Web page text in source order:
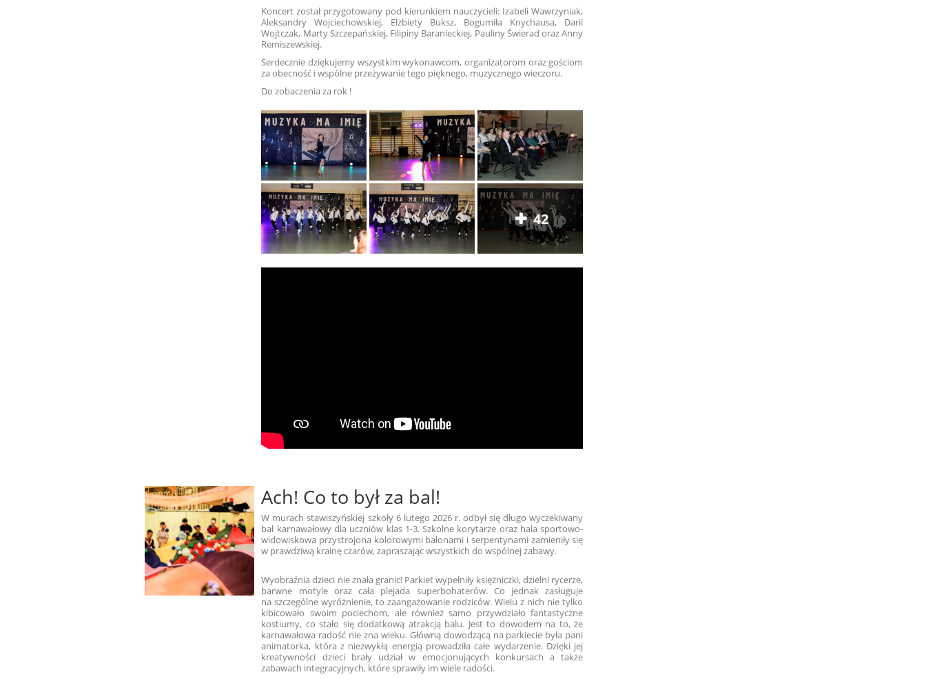
Koncert został przygotowany pod kierunkiem nauczycieli: Izabeli Wawrzyniak,
Aleksandry Wojciechowskiej, Elżbiety Buksz, Bogumiła Knychausa, Darii
Wojtczak, Marty Szczepańskiej, Filipiny Baranieckiej, Pauliny Świerad oraz Anny
Remiszewskiej.
Serdecznie dziękujemy wszystkim wykonawcom, organizatorom oraz gościom
za obecność i wspólne przeżywanie tego pięknego, muzycznego wieczoru.
Do zobaczenia za rok !
42
Ach! Co to był za bal!
W murach stawiszyńskiej szkoły 6 lutego 2026 r. odbył się długo wyczekiwany
bal karnawałowy dla uczniów klas 1-3. Szkolne korytarze oraz hala sportowo-
widowiskowa przystrojona kolorowymi balonami i serpentynami zamieniły się
w prawdziwą krainę czarów, zapraszając wszystkich do wspólnej zabawy.
Wyobraźnia dzieci nie znała granic! Parkiet wypełniły księżniczki, dzielni rycerze,
barwne motyle oraz cała plejada superbohaterów. Co jednak zasługuje
na szczególne wyróżnienie, to zaangażowanie rodziców. Wielu z nich nie tylko
kibicowało swoim pociechom, ale również samo przywdziało fantastyczne
kostiumy, co stało się dodatkową atrakcją balu. Jest to dowodem na to, że
karnawałowa radość nie zna wieku. Główną dowodzącą na parkiecie była pani
animatorka, która z niezwykłą energią prowadziła całe wydarzenie. Dzięki jej
kreatywności dzieci brały udział w emocjonujących konkursach a także
zabawach integracyjnych, które sprawiły im wiele radości.